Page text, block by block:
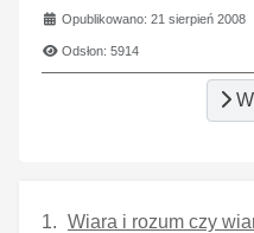
Opublikowano: 21 sierpień 2008
Odsłon: 5914
Wiara i rozum czy